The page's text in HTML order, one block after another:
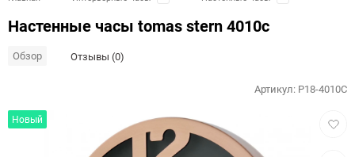
Настенные часы tomas stern 4010c
Обзор Отзывы (0)
Новый
Артикул: P18-4010C